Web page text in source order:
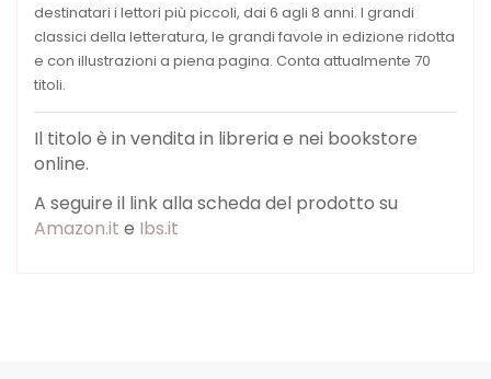
destinatari i lettori più piccoli, dai 6 agli 8 anni. I grandi
classici della letteratura, le grandi favole in edizione ridotta
e con illustrazioni a piena pagina. Conta attualmente 70
titoli.
Il titolo è in vendita in libreria e nei bookstore
online.
A seguire il link alla scheda del prodotto su
Amazon.it e Ibs.it